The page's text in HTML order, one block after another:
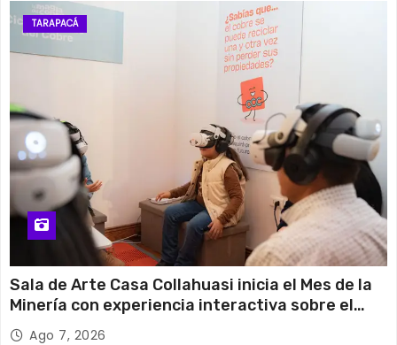
TARAPACÁ
Sala de Arte Casa Collahuasi inicia el Mes de la
Minería con experiencia interactiva sobre el
cobreAgo 7, 2026